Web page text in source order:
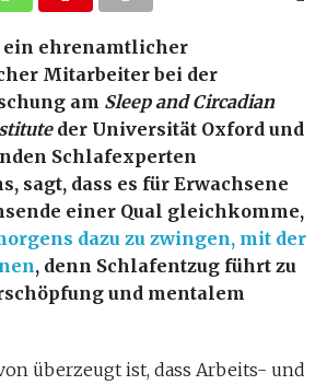
ein ehrenamtlicher
Mitarbeiter bei der
am Sleep and Circadian
der Universität Oxford und
Schlafexperten
sagt, dass es für Erwachsene
einer Qual gleichkomme,
dazu zu zwingen, mit der
, denn Schlafentzug führt zu
und mentalem
überzeugt ist, dass Arbeits- und